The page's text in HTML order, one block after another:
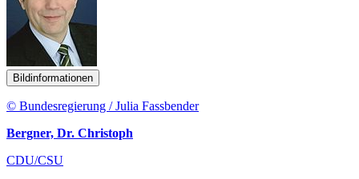
Bildinformationen
© Bundesregierung / Julia Fassbender
Bergner, Dr. Christoph
CDU/CSU